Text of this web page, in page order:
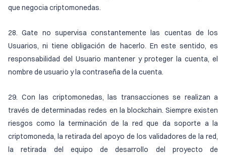
que negocia criptomonedas.
28. Gate no supervisa constantemente las cuentas de los
Usuarios, ni tiene obligación de hacerlo. En este sentido, es
responsabilidad del Usuario mantener y proteger la cuenta, el
nombre de usuario y la contraseña de la cuenta.
29. Con las criptomonedas, las transacciones se realizan a
través de determinadas redes en la blockchain. Siempre existen
riesgos como la terminación de la red que da soporte a la
criptomoneda, la retirada del apoyo de los validadores de la red,
la retirada del equipo de desarrollo del proyecto de